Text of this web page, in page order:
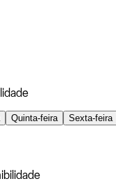
Quinta-feira Sexta-feira